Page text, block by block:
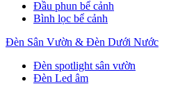
Đầu phun bể cảnh
Bình lọc bể cảnh
Đèn Sân Vườn & Đèn Dưới Nước
Đèn spotlight sân vườn
Đèn Led âm